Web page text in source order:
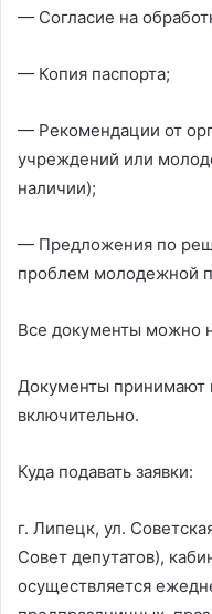
— Согласие на
— Копия паспорта;
— Рекомендации от
учреждений или
наличии);
— Предложения по
проблем молодежной
Все документы можно
Документы принимают
включительно.
Куда подавать заявки:
г. Липецк, ул.
Совет депутатов),
осуществляется